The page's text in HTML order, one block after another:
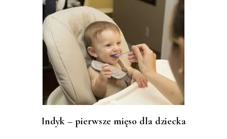
Indyk – pierwsze mięso dla dziecka